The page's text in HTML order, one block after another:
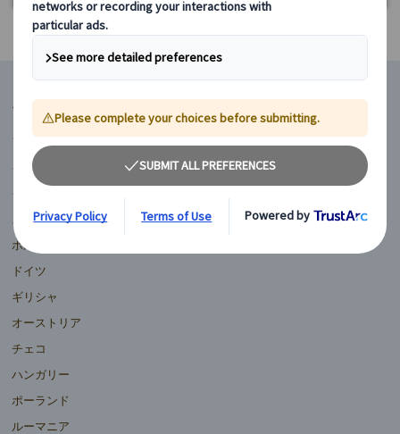
マイバスヨーロッパ
フランス
イギリス
イタリア
スペイン
ポルトガル
ドイツ
ギリシャ
オーストリア
チェコ
ハンガリー
ポーランド
ルーマニア